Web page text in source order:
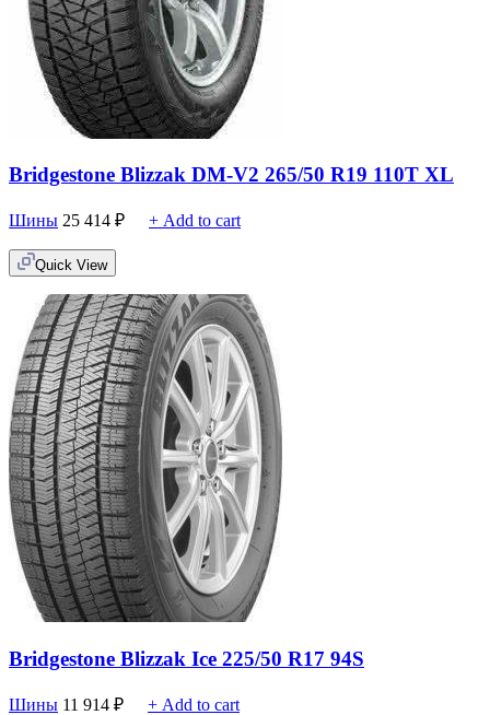
Bridgestone Blizzak DM-V2 265/50 R19 110T XL
Шины 25 414 ₽ + Add to cart
Quick View
Bridgestone Blizzak Ice 225/50 R17 94S
Шины 11 914 ₽ + Add to cart